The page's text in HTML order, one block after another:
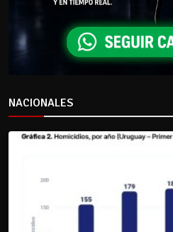
NACIONALES